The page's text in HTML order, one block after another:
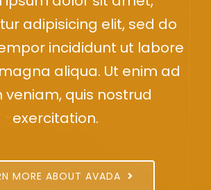
adipisicing elit, sed do
incididunt ut labore
aliqua. Ut enim ad
veniam, quis nostrud
exercitation.
MORE ABOUT AVADA